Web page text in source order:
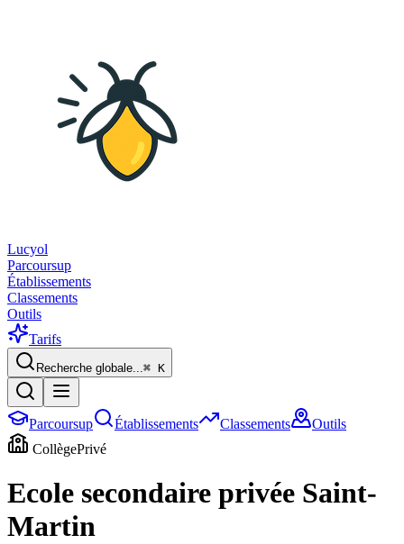
Lucyol
Parcoursup
Établissements
Classements
Outils
Tarifs
Recherche globale...⌘ K
Parcoursup Établissements Classements
Outils
CollègePrivé
Ecole secondaire privée Saint-
Martin